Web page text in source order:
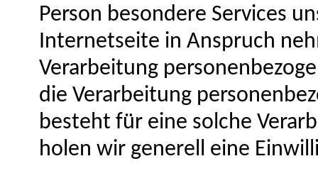
Person besondere Services
Internetseite in Anspruch
Verarbeitung
die Verarbeitung
besteht für eine solche
holen wir generell eine